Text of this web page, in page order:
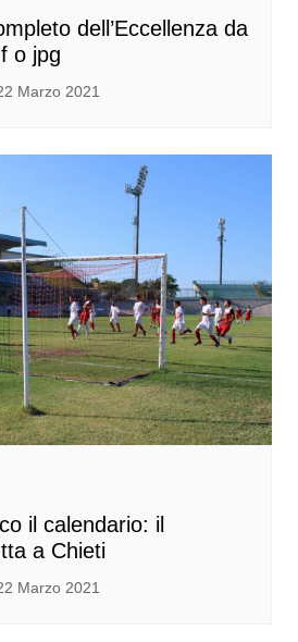
dell’Eccellenza da
o jpg
Marzo 2021
il calendario: il
a Chieti
Marzo 2021